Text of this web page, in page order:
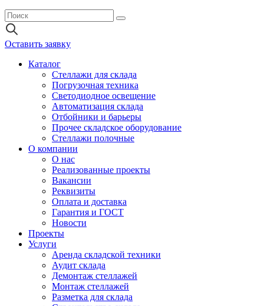
Оставить заявку
Каталог
Стеллажи для склада
Погрузочная техника
Светодиодное освещение
Автоматизация склада
Отбойники и барьеры
Прочее складское оборудование
Стеллажи полочные
О компании
О нас
Реализованные проекты
Вакансии
Реквизиты
Оплата и доставка
Гарантия и ГОСТ
Новости
Проекты
Услуги
Аренда складской техники
Аудит склада
Демонтаж стеллажей
Монтаж стеллажей
Разметка для склада